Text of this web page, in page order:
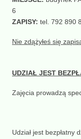
6
ZAPISY: tel. 792 890
Nie zdążyłeś się
UDZIAŁ JEST
Zajęcia prowadzą
Udział jest bezpłatny